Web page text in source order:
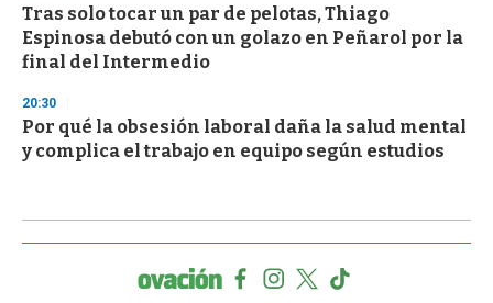
Tras solo tocar un par de pelotas, Thiago
Espinosa debutó con un golazo en Peñarol por la
final del Intermedio
20:30
Por qué la obsesión laboral daña la salud mental
y complica el trabajo en equipo según estudios